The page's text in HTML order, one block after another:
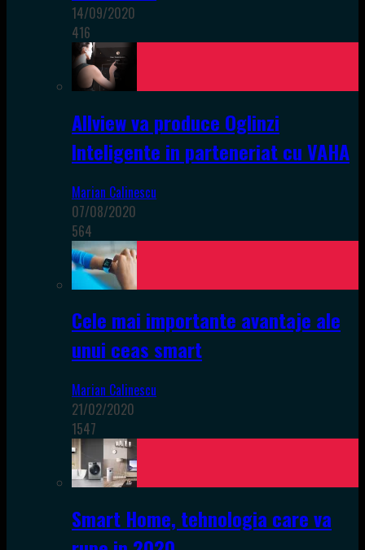
14/09/2020
416
Allview va produce Oglinzi
Inteligente in parteneriat cu VAHA
Marian Calinescu
07/08/2020
564
Cele mai importante avantaje ale
unui ceas smart
Marian Calinescu
21/02/2020
1547
Smart Home, tehnologia care va